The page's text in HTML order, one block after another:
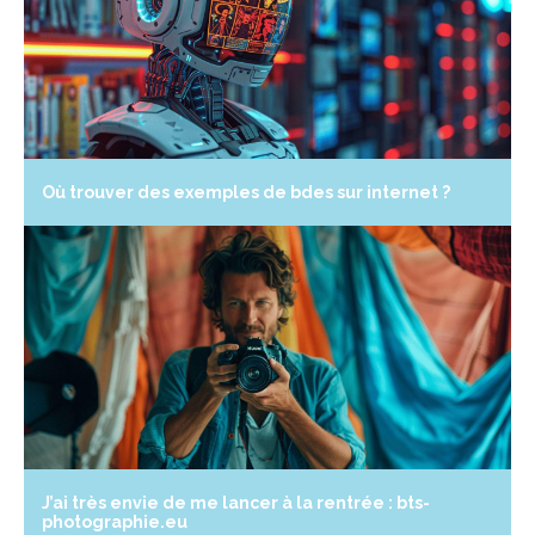
Où trouver des exemples de bdes sur internet ?
J’ai très envie de me lancer à la rentrée : bts-
photographie.eu